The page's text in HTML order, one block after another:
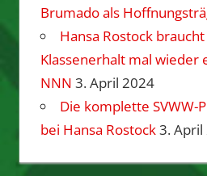
Brumado als
Hansa Rostock
Klassenerhalt mal wieder
NNN 3. April 2024
Die komplette SVWW-
bei Hansa Rostock3. April